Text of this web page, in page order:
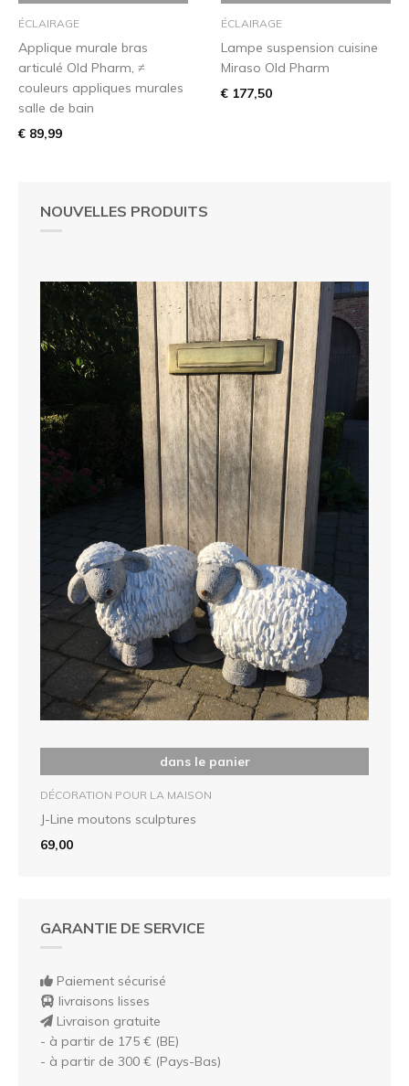
NOUVELLES PRODUITS
dans le panier
DÉCORATION POUR LA MAISON
J-Line moutons sculptures
69,00
GARANTIE DE SERVICE
Paiement sécurisé
livraisons lisses
Livraison gratuite
- à partir de 175 € (BE)
- à partir de 300 € (Pays-Bas)
ÉCLAIRAGE
Applique murale bras
articulé Old Pharm, ≠
couleurs appliques murales
salle de bain
€ 89,99
ÉCLAIRAGE
Lampe suspension cuisine
Miraso Old Pharm
€ 177,50